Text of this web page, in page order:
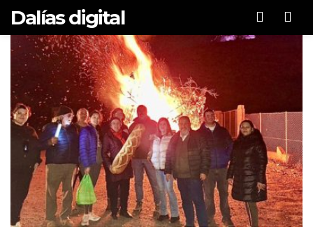
Dalías digital